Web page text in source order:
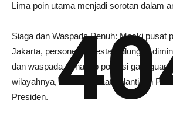
Lima poin utama menjadi sorotan dalam
Siaga dan Waspada Penuh: Meski pusat
Jakarta, personel Polresta Bulungan
dan waspada terhadap potensi gangguan
wilayahnya, terutama saat pelantikan
Presiden.